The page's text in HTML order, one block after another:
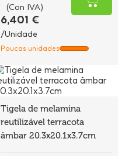
(Con IVA)
6,401 €
/Unidade
Poucas unidades
Tigela de melamina
reutilizável terracota
âmbar 20.3x20.1x3.7cm